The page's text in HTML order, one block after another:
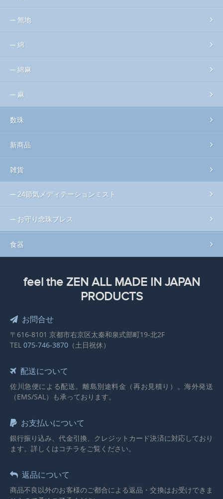
無地
綿
綿麻
麻
数珠
新商品
雑貨
24節気メディテーションミスト
お守り念珠ブレス
食器
feel the ZEN ALL MADE IN JAPAN
PRODUCTS
お問合せ
〒616-8101 京都市右京区太秦和泉式部町19-北2F
TEL 075-746-3870 （土日祝休）
配送について
佐川急便による配送。離島別途料金（再お見積り）。海外発送
（EMS/SAL）も承っております。
お支払いについて
銀行振り込み、代金引換、クレジットカード決済に対応しており
ます。詳しくはコチラをご覧ください。
返品について
商品不良以外のお客様のご都合による返品・交換はお受けできま